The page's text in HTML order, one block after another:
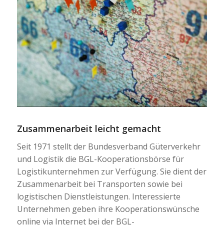
Zusammenarbeit leicht gemacht
Seit 1971 stellt der Bundesverband Güterverkehr
und Logistik die BGL-Kooperationsbörse für
Logistikunternehmen zur Verfügung. Sie dient der
Zusammenarbeit bei Transporten sowie bei
logistischen Dienstleistungen. Interessierte
Unternehmen geben ihre Kooperationswünsche
online via Internet bei der BGL-